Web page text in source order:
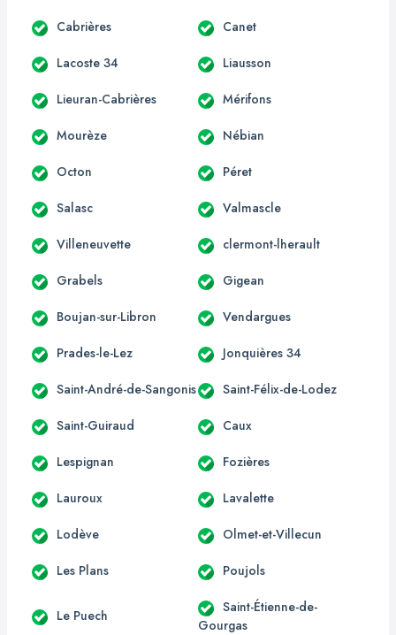
Cabrières Canet
Lacoste 34 Liausson
Lieuran-Cabrières Mérifons
Mourèze Nébian
Octon Péret
Salasc Valmascle
Villeneuvette clermont-lherault
Grabels Gigean
Boujan-sur-Libron Vendargues
Prades-le-Lez Jonquières 34
Saint-André-de-Sangonis Saint-Félix-de-Lodez
Saint-Guiraud Caux
Lespignan Fozières
Lauroux Lavalette
Lodève Olmet-et-Villecun
Les Plans Poujols
Le Puech
Saint-Étienne-de-
Gourgas